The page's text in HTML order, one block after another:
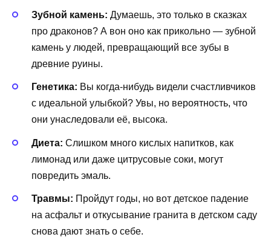
Зубной камень: Думаешь, это только в сказках
про драконов? А вон оно как прикольно — зубной
камень у людей, превращающий все зубы в
древние руины.
Генетика: Вы когда-нибудь видели счастливчиков
с идеальной улыбкой? Увы, но вероятность, что
они унаследовали её, высока.
Диета: Слишком много кислых напитков, как
лимонад или даже цитрусовые соки, могут
повредить эмаль.
Травмы: Пройдут годы, но вот детское падение
на асфальт и откусывание гранита в детском саду
снова дают знать о себе.